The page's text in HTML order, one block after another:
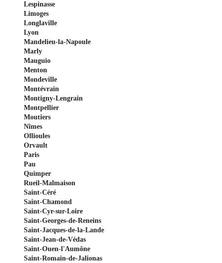
Lespinasse
Limoges
Longlaville
Lyon
Mandelieu-la-Napoule
Marly
Mauguio
Menton
Mondeville
Montévrain
Montigny-Lengrain
Montpellier
Moutiers
Nîmes
Ollioules
Orvault
Paris
Pau
Quimper
Rueil-Malmaison
Saint-Céré
Saint-Chamond
Saint-Cyr-sur-Loire
Saint-Georges-de-Reneins
Saint-Jacques-de-la-Lande
Saint-Jean-de-Védas
Saint-Ouen-l'Aumône
Saint-Romain-de-Jalionas